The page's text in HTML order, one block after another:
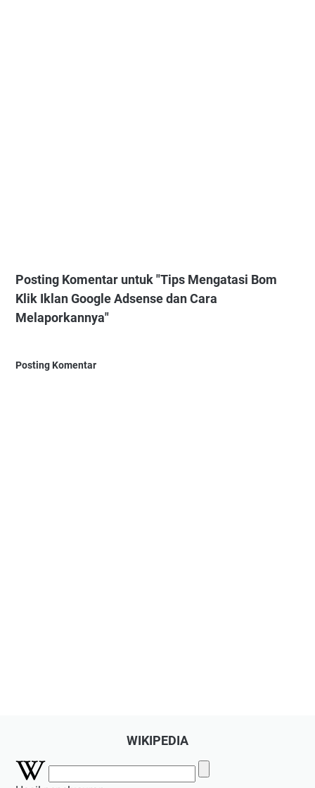
Posting Komentar untuk "Tips Mengatasi Bom
Klik Iklan Google Adsense dan Cara
Melaporkannya"
Posting Komentar
WIKIPEDIA